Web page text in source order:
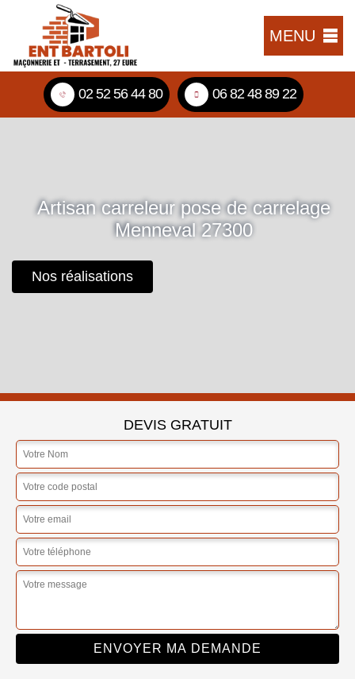
MENU
02 52 56 44 80 06 82 48 89 22
Artisan carreleur pose de carrelage
Menneval 27300
Nos réalisations
DEVIS GRATUIT